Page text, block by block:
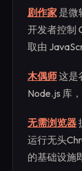
剧作家 是微
开发者控制
取由
木偶师这是
Node.js 库
无需浏览器
运行无头
的基础设施